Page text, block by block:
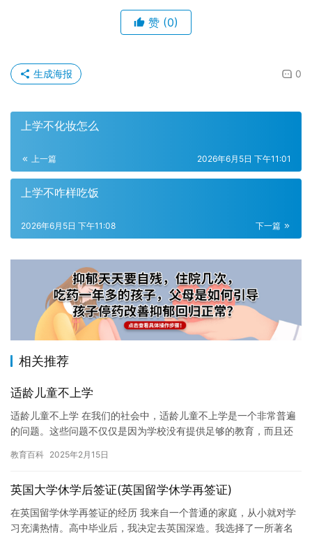
赞 (0)
0
生成海报
上学不化妆怎么
上一篇 2026年6月5日 下午11:01
上学不咋样吃饭
下一篇
2026年6月5日 下午11:08
相关推荐
适龄儿童不上学
适龄儿童不上学 在我们的社会中，适龄儿童不上学是一个非常普遍
的问题。这些问题不仅仅是因为学校没有提供足够的教育，而且还
问题…
教育百科 2025年2月15日
英国大学休学后签证(英国留学休学再签证)
在英国留学休学再签证的经历 我来自一个普通的家庭，从小就对学
习充满热情。高中毕业后，我决定去英国深造。我选择了一所著名